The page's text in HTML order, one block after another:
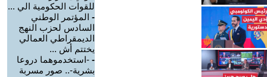
للقوات الحكومية الي ...
- المؤتمر الوطني
السادس لحزب النهج
الديمقراطي العمالي
يختتم أش ...
- -استخدموهما دروعا
بشرية-.. صور مسربة